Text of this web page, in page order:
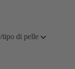
tipo di pelle